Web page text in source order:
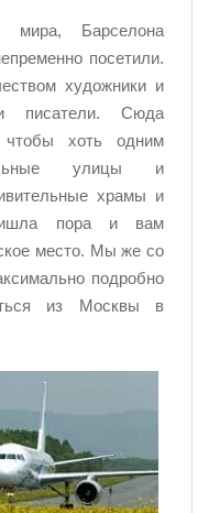
мира, Барселона
посетили.
художники и
писатели. Сюда
чтобы хоть одним
улицы и
храмы и
пора и вам
место. Мы же со
подробно
из Москвы в